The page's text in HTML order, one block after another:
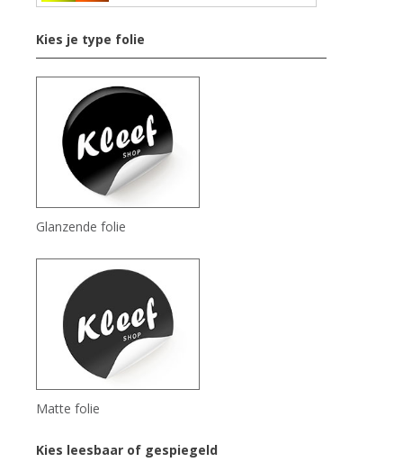
Kies je type folie
Glanzende folie
Matte folie
Kies leesbaar of gespiegeld